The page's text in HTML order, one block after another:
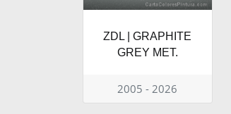
ZDL | GRAPHITE
GREY MET.
2005 - 2026